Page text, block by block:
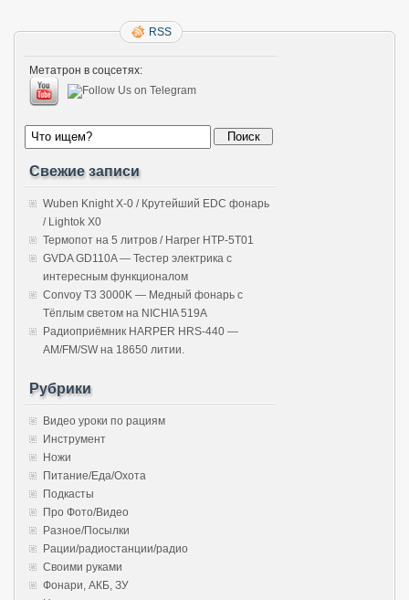
RSS
Метатрон в соцсетях:
Свежие записи
Wuben Knight X-0 / Крутейший EDC фонарь
/ Lightok X0
Термопот на 5 литров / Harper HTP-5T01
GVDA GD110A — Тестер электрика с
интересным функционалом
Convoy T3 3000K — Медный фонарь с
Тёплым светом на NICHIA 519A
Радиоприёмник HARPER HRS-440 —
AM/FM/SW на 18650 литии.
Рубрики
Видео уроки по рациям
Инструмент
Ножи
Питание/Еда/Охота
Подкасты
Про Фото/Видео
Разное/Посылки
Рации/радиостанции/радио
Своими руками
Фонари, АКБ, ЗУ